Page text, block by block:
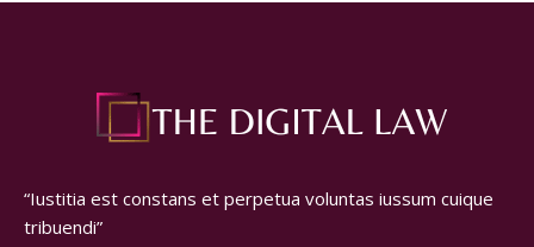
“Iustitia est constans et perpetua voluntas iussum cuique
tribuendi”